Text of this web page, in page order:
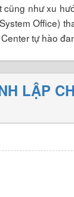
như xu
Office)
tự hào
LẬP